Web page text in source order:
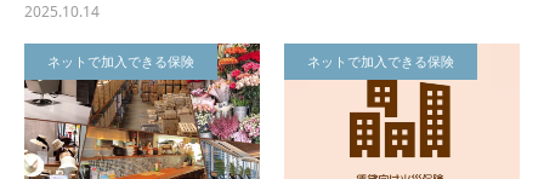
2025.10.14
ネットで加入できる保険 ネットで加入できる保険